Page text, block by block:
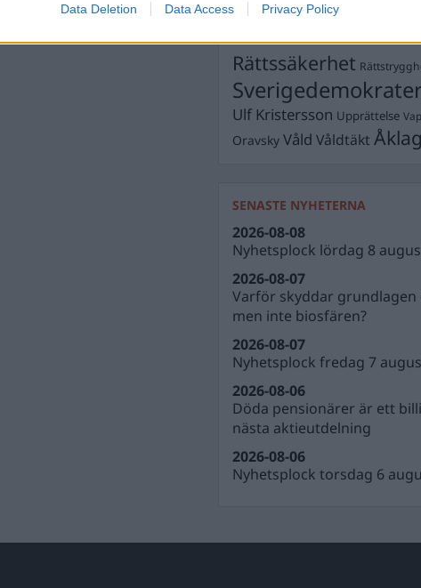
Data Deletion Data Access Privacy Policy
Silventoinen Petter Inedahl
PoliserRasismRicard
Rättssäkerhet
Ulf Kristersson Upprättelse
Oravsky Våld Våldtäkt
SENASTE NYHETERNA
Nyhetsplock lördag 8
2026-08-08
Varför skyddar
men inte biosfären?
2026-08-07
Nyhetsplock fredag 7
2026-08-07
Döda pensionärer är ett
nästa aktieutdelning
2026-08-06
Nyhetsplock torsdag 6
2026-08-06